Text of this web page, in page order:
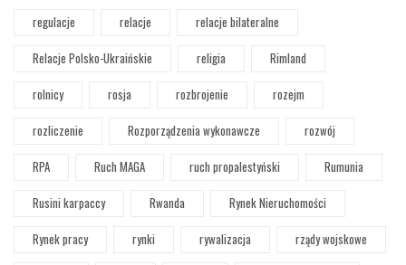
regulacje
relacje
relacje bilateralne
Relacje Polsko-Ukraińskie
religia
Rimland
rolnicy
rosja rozbrojenie
rozejm
rozliczenie
Rozporządzenia wykonawcze
rozwój
RPA
Ruch MAGA ruch propalestyński
Rumunia
Rusini karpaccy
Rwanda
Rynek Nieruchomości
Rynek pracy
rynki rywalizacja
rządy wojskowe